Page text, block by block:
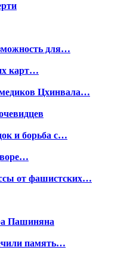
для…
карт…
Цхинвала…
и борьба с…
от фашистских…
Пашиняна
память…